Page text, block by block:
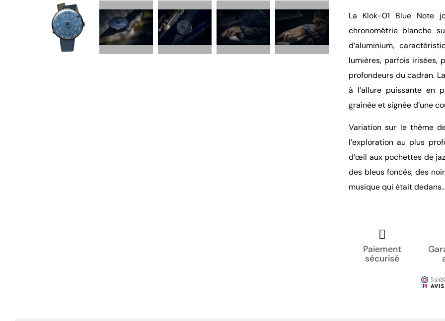
La Klok-01 Blue Note
chronométrie blanche
d’aluminium,
lumières, parfois irisées,
profondeurs du cadran.
à l’allure puissante en
grainée et signée d’une
Variation sur le thème
l’exploration au plus
d’œil aux pochettes de
des bleus foncés, des
musique qui était
Paiement
sécurisé